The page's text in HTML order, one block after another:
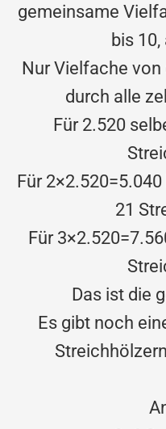
gemeinsame
bis
Nur Vielfache von
durch alle
Für 2.520
Für
21
Für
Das ist die
Es gibt noch